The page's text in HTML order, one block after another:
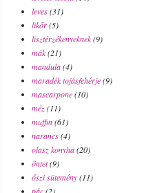
leves(31)
likőr(5)
lisztérzékenyeknek(9)
mák(21)
mandula(4)
maradék tojásfehérje(9)
mascarpone(10)
méz(11)
muffin(61)
narancs(4)
olasz konyha(20)
öntet(9)
őszi sütemény(11)